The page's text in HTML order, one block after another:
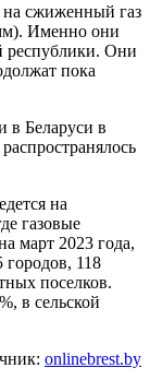
на сжиженный газ
Именно они
республики. Они
пока
в Беларуси в
на
газовые
март 2023 года,
118
поселков.
в сельской
onlinebrest.by